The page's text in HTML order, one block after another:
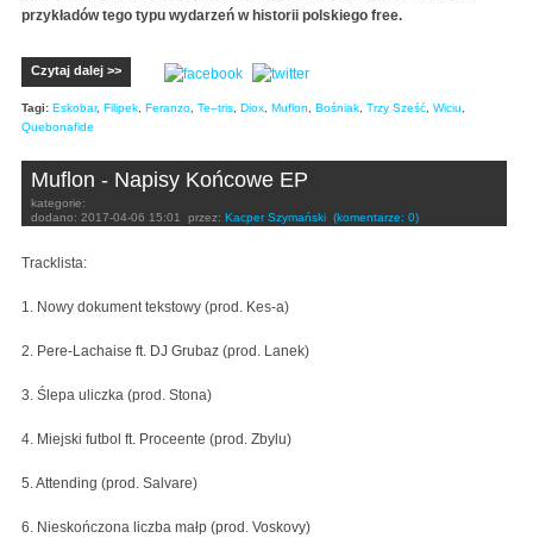
przykładów tego typu wydarzeń w historii polskiego free.
Czytaj dalej >>
Tagi: Eskobar, Filipek, Feranzo, Te–tris, Diox, Muflon, Bośniak, Trzy Sześć, Wiciu,
Quebonafide
Muflon - Napisy Końcowe EP
kategorie:
dodano: 2017-04-06 15:01 przez: Kacper Szymański (komentarze: 0)
Tracklista:
1. Nowy dokument tekstowy (prod. Kes-a)
2. Pere-Lachaise ft. DJ Grubaz (prod. Lanek)
3. Ślepa uliczka (prod. Stona)
4. Miejski futbol ft. Proceente (prod. Zbylu)
5. Attending (prod. Salvare)
6. Nieskończona liczba małp (prod. Voskovy)